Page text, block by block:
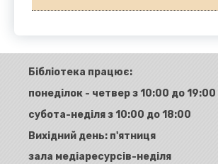
Бібліотека працює:
понеділок - четвер з 10:00 до 19:00
субота-неділя з 10:00 до 18:00
Вихідний день: п'ятниця
зала медіаресурсів-неділя